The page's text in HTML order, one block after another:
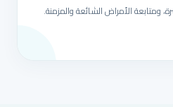
ومتابعة الأمراض الشائعة والمزمنة.